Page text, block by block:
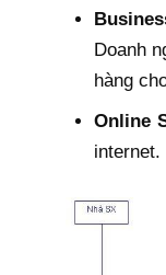
Doanh
hàng
Online
internet.